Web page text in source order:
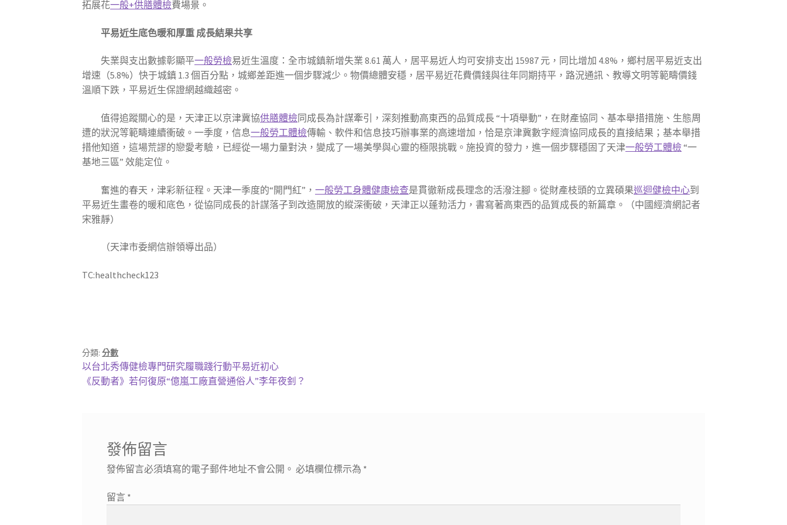
拓展花一般+供膳體檢費場景。
平易近生底色暖和厚重 成長結果共享
失業與支出數據彰顯平一般勞檢易近生溫度：全市城鎮新增失業 8.61 萬人，居平易近人均可安排支出 15987 元，同比增加 4.8%，鄉村居平易近支出
增速（5.8%）快于城鎮 1.3 個百分點，城鄉差距進一個步驟減少。物價總體安穩，居平易近花費價錢與往年同期持平，路況通訊、教導文明等範疇價錢
溫順下跌，平易近生保證網越織越密。
值得追蹤關心的是，天津正以京津冀協供膳體檢同成長為計謀牽引，深刻推動高東西的品質成長 “十項舉動”，在財產協同、基本舉措措施、生態周
遭的狀況等範疇連續衝破。一季度，信息一般勞工體檢傳輸、軟件和信息技巧辦事業的高速增加，恰是京津冀數字經濟協同成長的直接結果；基本舉措
措他知道，這場荒謬的戀愛考驗，已經從一場力量對決，變成了一場美學與心靈的極限挑戰。施投資的發力，進一個步驟穩固了天津一般勞工體檢“一
基地三區” 效能定位。
奮進的春天，津彩新征程。天津一季度的“開門紅”，一般勞工身體健康檢查是貫徹新成長理念的活潑注腳。從財產枝頭的立異碩果巡迴健檢中心到
平易近生畫卷的暖和底色，從協同成長的計謀落子到改造開放的縱深衝破，天津正以蓬勃活力，書寫著高東西的品質成長的新篇章。（中國經濟網記者
宋雅靜）
（天津市委網信辦領導出品）
TC:healthcheck123
分類:分數
文
章
上
一
以台北秀傳健檢專門研究履職踐行動平易近初心
下
《反動者》若何復原“億嵐工廠直營通俗人”李年夜釗？
發佈留言
發佈留言必須填寫的電子郵件地址不會公開。 必填欄位標示為 *
留言 *